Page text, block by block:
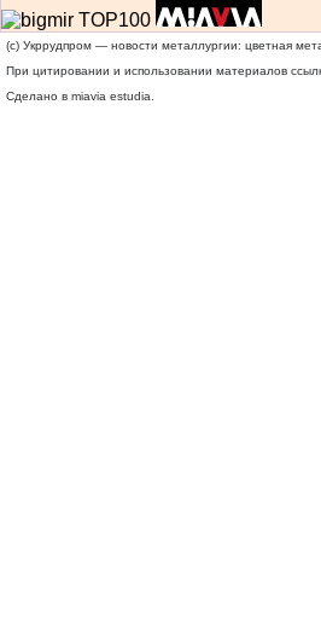
(c) Укррудпром — новости металлургии: цветная
При цитировании и использовании материалов
Сделано в miavia estudia.